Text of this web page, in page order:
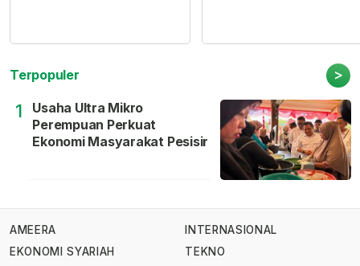
Terpopuler >
1
Usaha Ultra Mikro
Perempuan Perkuat
Ekonomi Masyarakat Pesisir
AMEERA
EKONOMI SYARIAH
INTERNASIONAL
TEKNO